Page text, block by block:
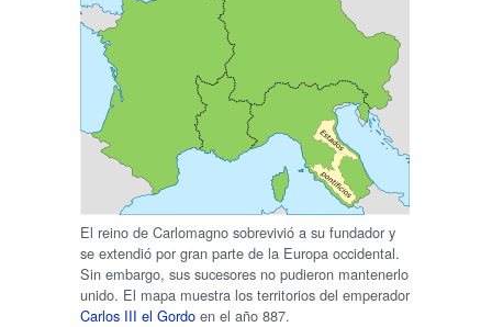
El reino de Carlomagno sobrevivió a su fundador y
se extendió por gran parte de la Europa occidental.
Sin embargo, sus sucesores no pudieron mantenerlo
unido. El mapa muestra los territorios del emperador
Carlos III el Gordo en el año 887.